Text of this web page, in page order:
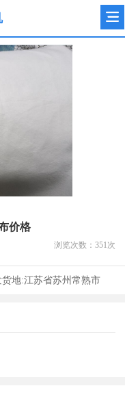
价格
浏览次数： 351 次
货地:江苏省苏州常熟市